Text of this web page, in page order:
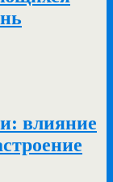
влияние